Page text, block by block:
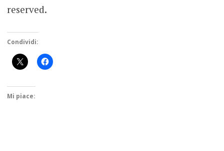
reserved.
Condividi:
Mi piace: